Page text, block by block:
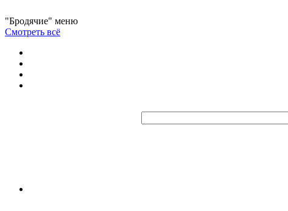
"Бродячие" меню
Смотреть всё